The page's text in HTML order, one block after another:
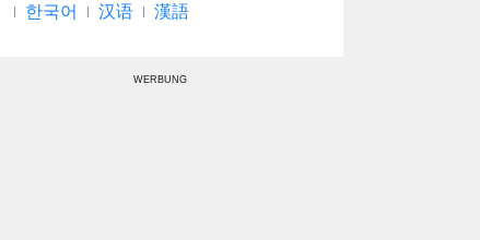
한국어
汉语 漢語
WERBUNG